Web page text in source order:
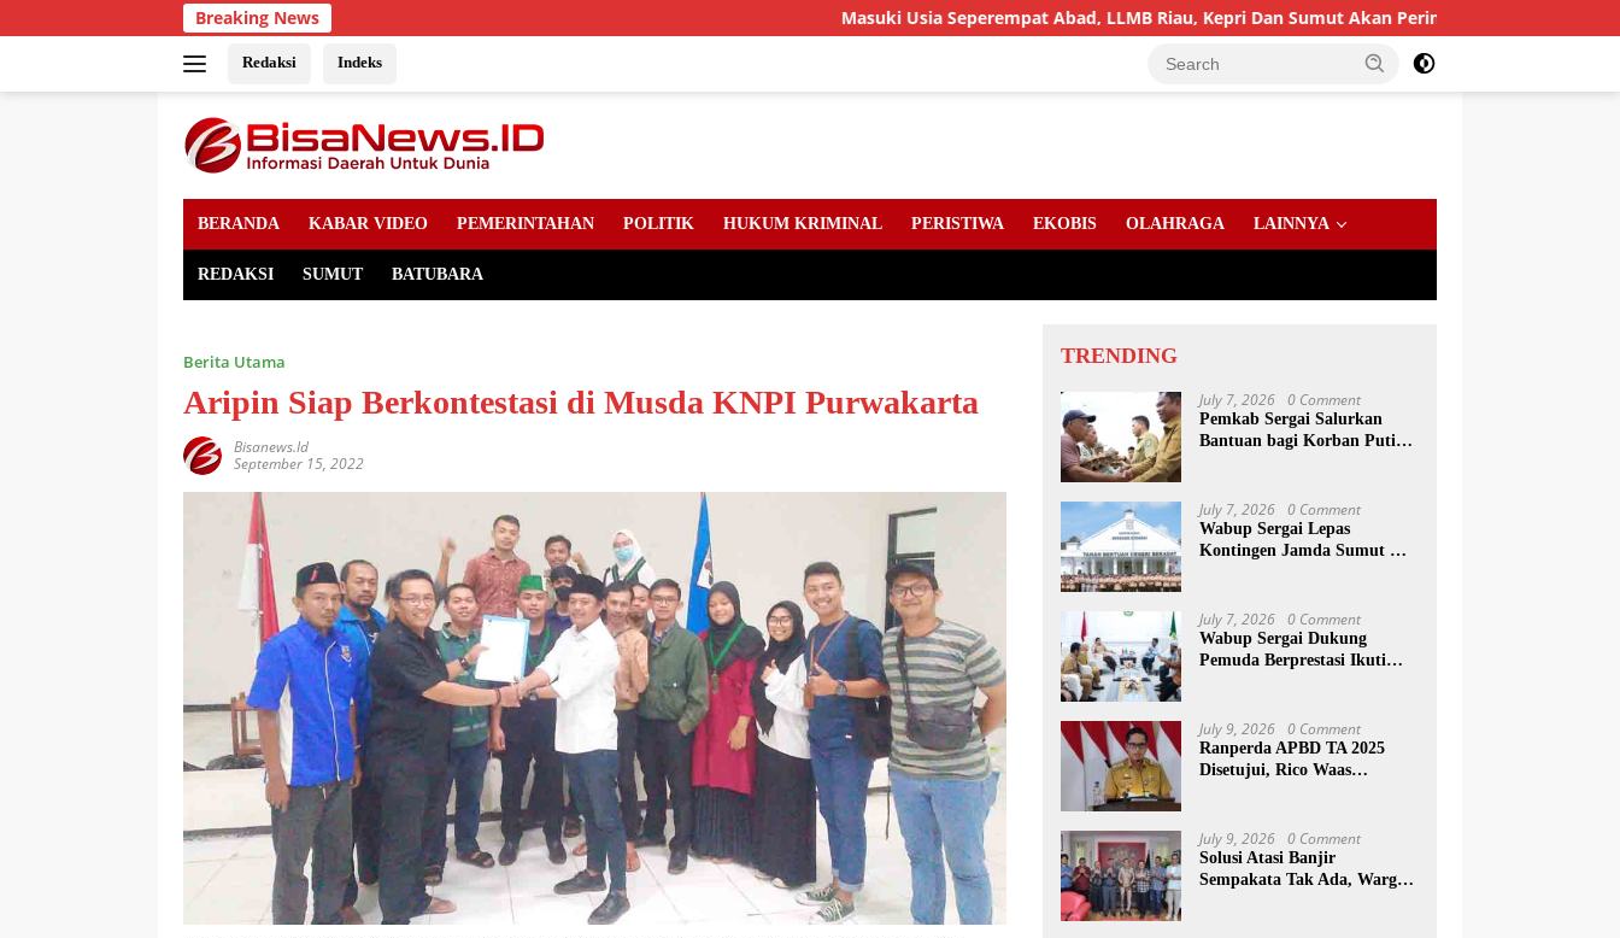
to
Breaking News Masuki Usia Seperempat Abad, LLMB Riau, Kepri Dan Sumut Akan Peringati Harlah Ke-25
Redaksi Indeks
BERANDA KABAR VIDEO PEMERINTAHAN POLITIK HUKUM KRIMINAL PERISTIWA EKOBIS OLAHRAGA LAINNYA
REDAKSI SUMUT BATUBARA
Berita Utama
Aripin Siap Berkontestasi di Musda KNPI Purwakarta
Bisanews.id
September 15, 2022
TRENDING
July 7, 2026 0 Comment
Pemkab Sergai Salurkan
Bantuan bagi Korban Puting
July 7, 2026 0 Comment
Wabup Sergai Lepas
Kontingen Jamda Sumut XI,
July 7, 2026 0 Comment
Wabup Sergai Dukung
Pemuda Berprestasi Ikuti
July 9, 2026 0 Comment
Ranperda APBD TA 2025
Disetujui, Rico Waas
July 9, 2026 0 Comment
Solusi Atasi Banjir
Sempakata Tak Ada, Warga